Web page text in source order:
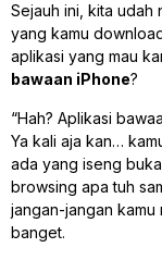
Sejauh ini, kita udah
yang kamu
aplikasi yang mau
bawaan iPhone?
“Hah? Aplikasi
Ya kali aja kan…
ada yang iseng
browsing apa tuh
jangan-jangan kamu
banget.